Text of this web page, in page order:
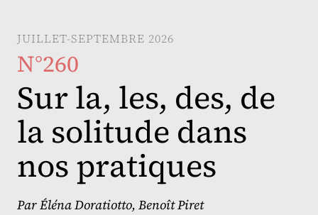
JUILLET-SEPTEMBRE 2026
N°260
Sur la, les, des, de
la solitude dans
nos pratiques
ParÉléna Doratiotto, Benoît Piret